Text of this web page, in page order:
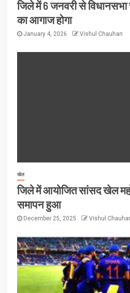
जिले में 6 जनवरी से
का आगाज होगा
January 4, 2026 Vishul Chauhan
खेल
जिले में आयोजित सांसद खेल
समापन हुआ
December 25, 2025 Vishul